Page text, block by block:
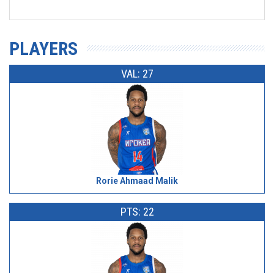
PLAYERS
VAL: 27
Rorie Ahmaad Malik
PTS: 22